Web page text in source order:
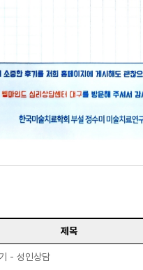
제목
- 성인상담
웰마인드 심리상담센터는 다음과
개인정보를 수집합니다.
- 홈페이지 접속
2. 개인정보의 수집 및 이용목적
이용하거나 타인 또는 타기업·기관
않습니다.
정보를 제3자에게 제공하게 되는 경
거부에 따른 불이익 내용
- 개인정보 수집에 동의를 거부할
나 최소한의 개인정보 수집 동의 거
당 서비스가 제한됩니다.
4. 동의를 거부할 권리가 있다는 사
거부에 따른 불이익 내용
- 개인정보 수집에 동의를 거부할
나 최소한의 개인정보 수집 동의 거